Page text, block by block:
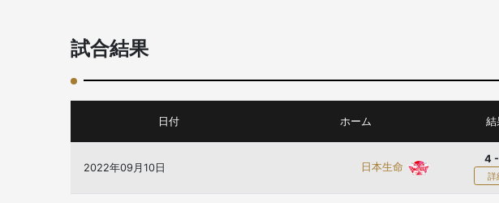
試合結果
日付 ホーム 結
2022年09月10日 日本生命
4
詳